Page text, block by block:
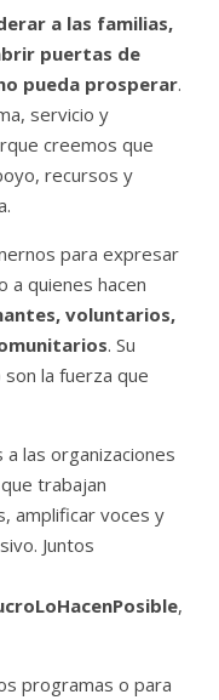
a las familias,
puertas de
pueda prosperar.
servicio y
creemos que
recursos y
para expresar
a quienes hacen
voluntarios,
. Su
la fuerza que
las organizaciones
trabajan
amplificar voces y
Juntos
,
programas o para